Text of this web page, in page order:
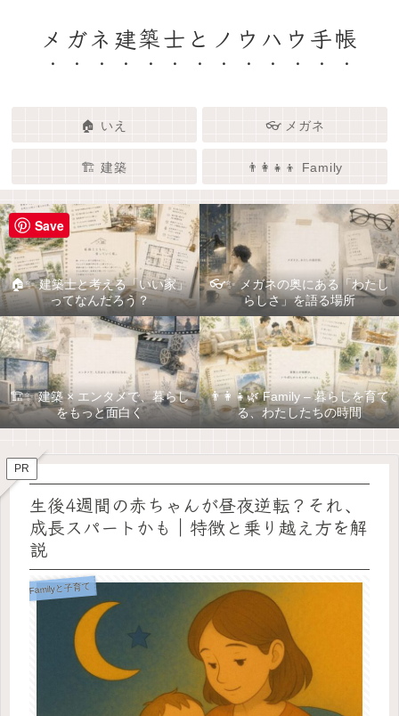
メガネ建築士とノウハウ手帳
🏠 いえ 👓 メガネ
🏗️ 建築 👨‍👩‍👧‍👦 Family
🏠✨ 建築士と考える「いい家」
ってなんだろう？
👓✨ メガネの奥にある「わたし
らしさ」を語る場所
🏗️✨ 建築 × エンタメで、暮らし
をもっと面白く
👨‍👩‍👧🌿 Family – 暮らしを育て
る、わたしたちの時間
PR
生後4週間の赤ちゃんが昼夜逆転？それ、
成長スパートかも｜特徴と乗り越え方を解
説
Familyと子育て
Save